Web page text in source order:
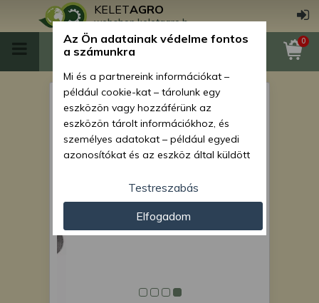
KELETAGRO
webshop.keletagro.hu
0
Force 108 hidraulika
munkahenger (tolólap
mozgató)
Az Ön adatainak védelme fontos
a számunkra
Mi és a partnereink információkat –
például cookie-kat – tárolunk egy
eszközön vagy hozzáférünk az
eszközön tárolt információkhoz, és
személyes adatokat – például egyedi
azonosítókat és az eszköz által küldött
személyre szabott hirdetések és
tartalom nyújtásához, hirdetés- és
tartalomméréshez, nézettségi adatok
gyűjtéséhez, valamint termékek
módszerrel szerzett pontos geolokációs
Testreszabás
Elfogadom